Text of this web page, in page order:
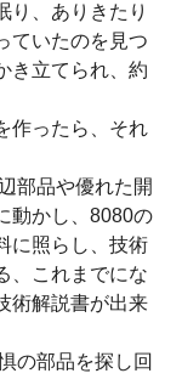
り、ありきたり
ていたのを見つ
き立てられ、約
作ったら、それ
部品や優れた開
動かし、8080の
に照らし、技術
、これまでにな
術解説書が出来
の部品を探し回